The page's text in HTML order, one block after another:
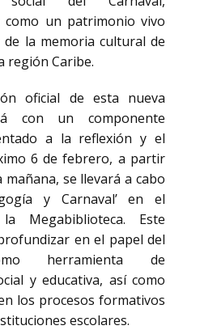
como un patrimonio vivo
la memoria cultural de
región Caribe.
oficial de esta nueva
con un componente
a la reflexión y el
6 de febrero, a partir
mañana, se llevará a cabo
y Carnaval’ en el
Megabiblioteca. Este
en el papel del
herramienta de
y educativa, así como
los procesos formativos
escolares.